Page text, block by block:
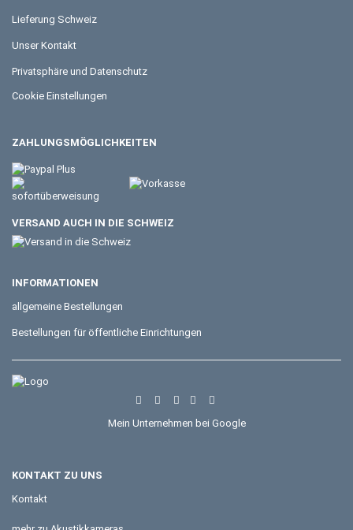
Lieferung Schweiz
Unser Kontakt
Privatsphäre und Datenschutz
Cookie Einstellungen
ZAHLUNGSMÖGLICHKEITEN
VERSAND AUCH IN DIE SCHWEIZ
INFORMATIONEN
allgemeine Bestellungen
Bestellungen für öffentliche Einrichtungen
Mein Unternehmen bei Google
KONTAKT ZU UNS
Kontakt